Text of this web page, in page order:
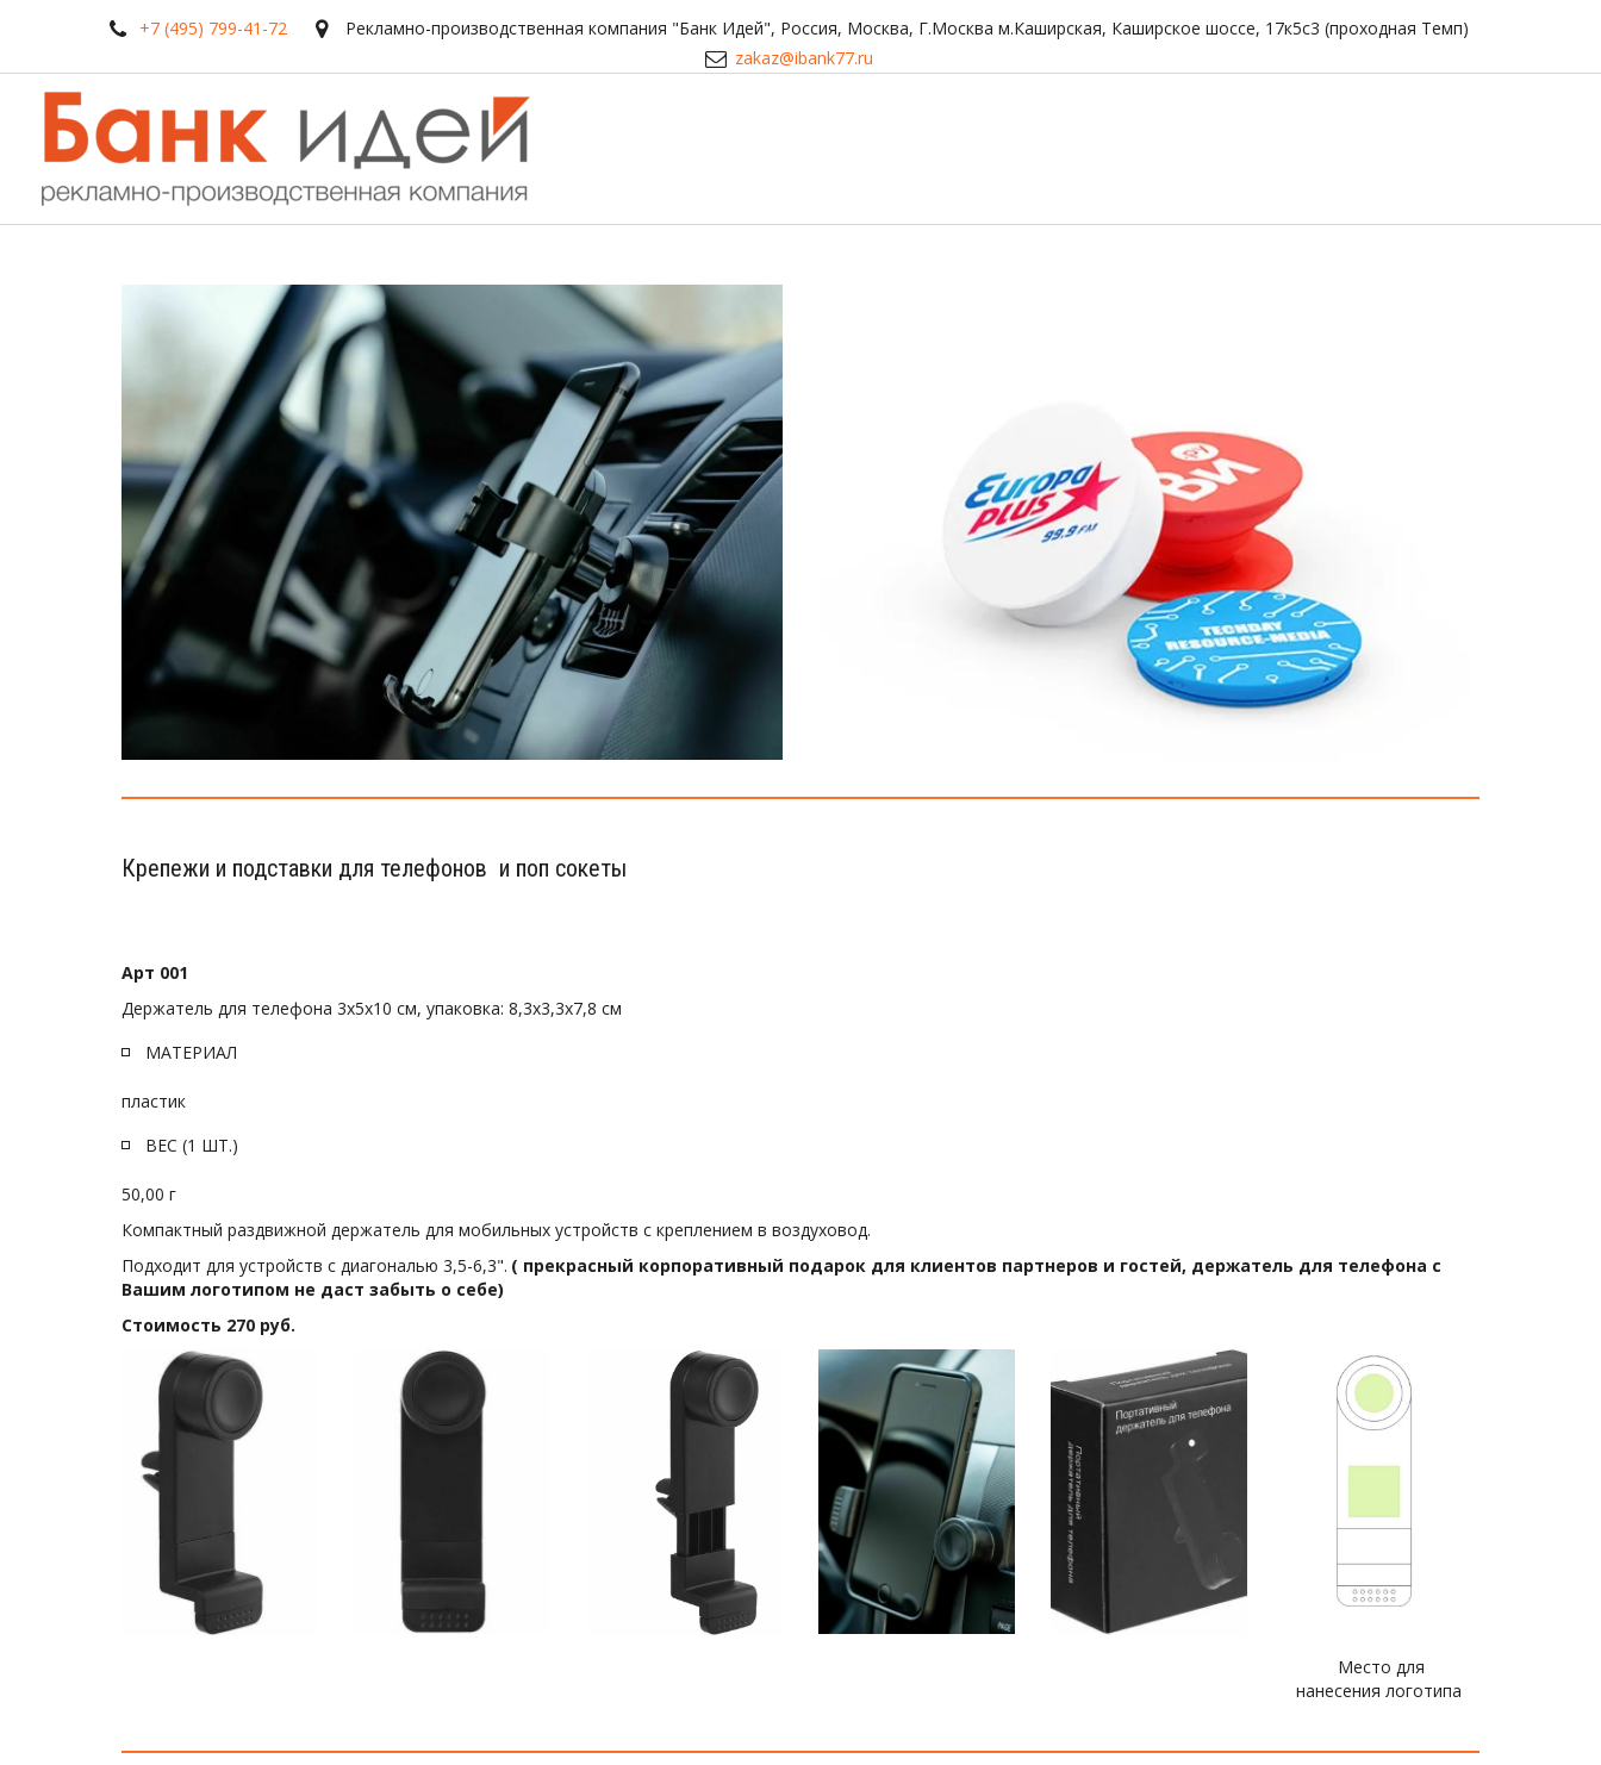
+7 (495) 799-41-72 Рекламно-производственная компания "Банк Идей", Россия, Москва, Г.Москва м.Каширская, Каширское шоссе, 17к5с3 (проходная Темп)
zakaz@ibank77.ru
Крепежи и подставки для телефонов  и поп сокеты
Арт 001
Держатель для телефона 3х5х10 см, упаковка: 8,3х3,3х7,8 см
МАТЕРИАЛ
пластик
ВЕС (1 ШТ.)
50,00 г
Компактный раздвижной держатель для мобильных устройств с креплением в воздуховод.
Подходит для устройств с диагональю 3,5-6,3". ( прекрасный корпоративный подарок для клиентов партнеров и гостей, держатель для телефона с
Вашим логотипом не даст забыть о себе)
Стоимость 270 руб.
Место для
нанесения логотипа